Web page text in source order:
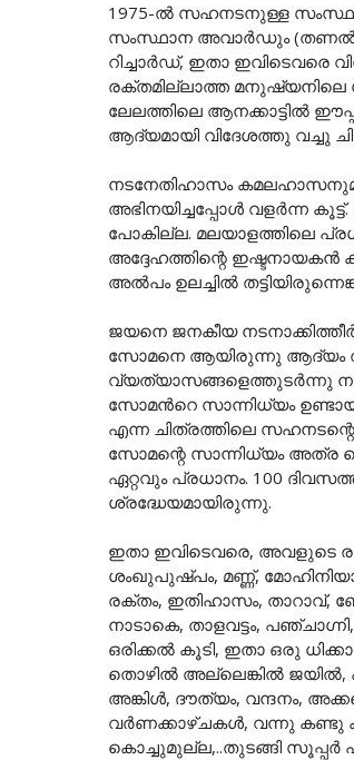
1975-ൽ സഹനടനുള്ള
സംസ്ഥാന അവാർഡും (തണൽ,
റിച്ചാർഡ്, ഇതാ ഇവിടെവരെ
രക്തമില്ലാത്ത മനുഷ്യനിലെ
ലേലത്തിലെ ആനക്കാട്ടിൽ
ആദ്യമായി വിദേശത്തു വച്ചു
നടനേതിഹാസം
അഭിനയിച്ചപ്പോൾ വളർന്ന
പോകില്ല. മലയാളത്തിലെ
അദ്ദേഹത്തിന്റെ
അൽപം ഉലച്ചിൽ
ജയനെ ജനകീയ
സോമനെ ആയിരുന്നു ആദ്യം
വ്യത്യാസങ്ങളെത്തുടർന്നു
സോമൻറെ സാന്നിധ്യം
എന്ന ചിത്രത്തിലെ
സോമന്റെ സാന്നിധ്യം അത്ര
ഏറ്റവും പ്രധാനം. 100
ശ്രദ്ധേയമായിരുന്നു.
ഇതാ ഇവിടെവരെ, അവളുടെ
ശംഖുപുഷ്പം, മണ്ണ്,
രക്തം, ഇതിഹാസം, താറാവ്,
നാടാകെ, താളവട്ടം,
ഒരിക്കല്‍ കൂടി, ഇതാ ഒരു
തൊഴില്‍ അല്ലെങ്കില്‍ ജയില്‍,
അങ്കിള്‍, ദൗത്യം, വന്ദനം,
വര്‍ണക്കാഴ്ചകള്‍, വന്നു കണ്ടു
കൊച്ചുമുല്ല,..തുടങ്ങി സൂപ്പര്‍